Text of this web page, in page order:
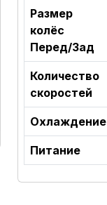
Размер
колёс
Перед/Зад
Количество
скоростей
Охлаждение
Питание